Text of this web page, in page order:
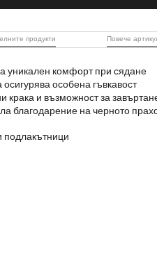
уникален комфорт при сядане
особена гъвкавост
крака и възможност за
благодарение на черното
подлакътници
продукти Повече